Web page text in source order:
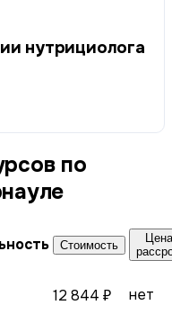
нутрициолога
Стоимость
12 844 ₽ нет